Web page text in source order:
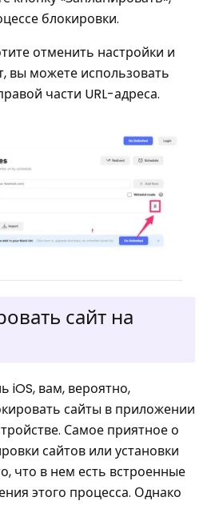
блокировки.
отменить настройки и
вы можете использовать
части URL-адреса.
сайт на
iOS, вам, вероятно,
сайты в приложении
Самое приятное о
сайтов или установки
что в нем есть встроенные
этого процесса. Однако